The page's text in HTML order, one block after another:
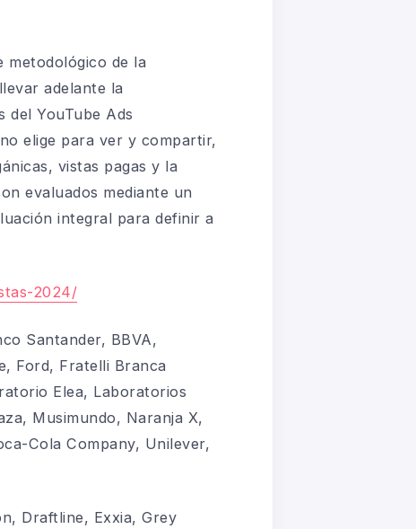
metodológico de la
adelante la
del YouTube Ads
elige para ver y compartir,
vistas pagas y la
evaluados mediante un
integral para definir a
2024/
Santander, BBVA,
Ford, Fratelli Branca
Elea, Laboratorios
Musimundo, Naranja X,
Cola Company, Unilever,
Draftline, Exxia, Grey